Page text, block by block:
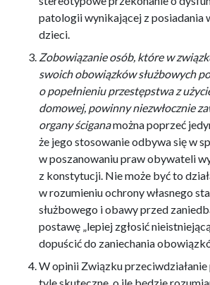
patologii wynikającej z posiadania
dzieci.
Zobowiązanie osób, które w
swoich obowiązków służbowych
o popełnieniu przestępstwa z
domowej, powinny niezwłocznie
organy ściganamożna poprzeć
że jego stosowanie odbywa się w
w poszanowaniu praw obywateli
z konstytucji. Nie może być to
w rozumieniu ochrony własnego
służbowego i obawy przed
postawę „lepiej zgłosić
dopuścić do zaniechania
W opinii Związku